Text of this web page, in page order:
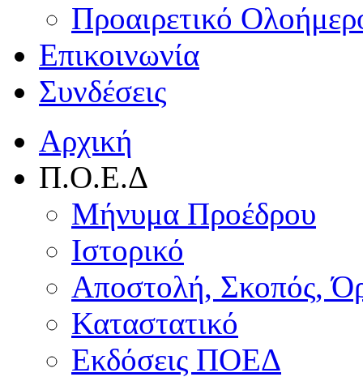
Προαιρετικό
Επικοινωνία
Συνδέσεις
Αρχική
Π.Ο.Ε.Δ
Μήνυμα Προέδρου
Ιστορικό
Αποστολή, Σκοπός,
Καταστατικό
Εκδόσεις ΠΟΕΔ